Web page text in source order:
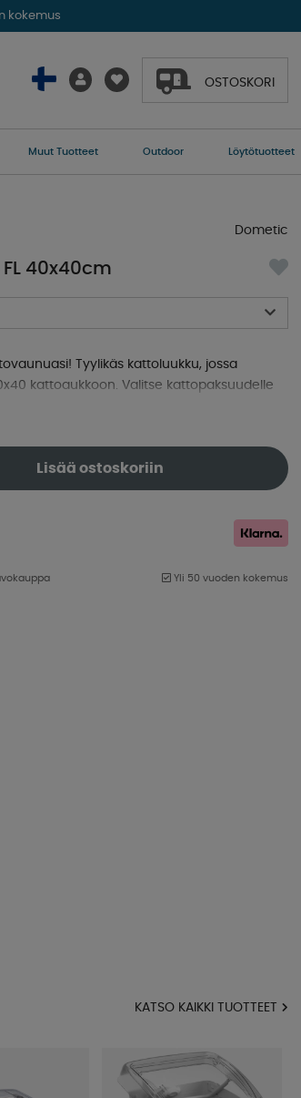
kokemus
OSTOSKORI
Muut Tuotteet Outdoor Löytötuotteet
40x40cm
Tyylikäs kattoluukku, jossa
kattoaukkoon. Valitse kattopaksuudelle
Dometic
Lisää ostoskoriin
Yli 50 vuoden kokemus
KATSO KAIKKI TUOTTEET